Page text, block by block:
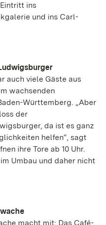
ins
und ins Carl-
auch viele Gäste aus
wachsenden
Württemberg. „Aber
der
da ist es ganz
helfen“, sagt
ihre Tore ab 10 Uhr.
Umbau und daher nicht
macht mit: Das Café-